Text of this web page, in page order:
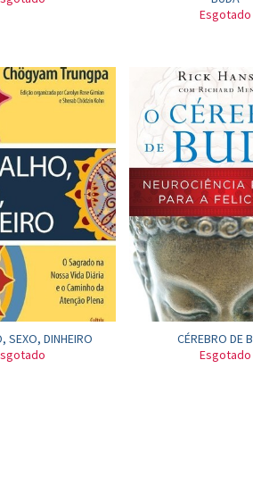
Esgotado
SEXO, DINHEIRO
CÉREBRO DE
Esgotado